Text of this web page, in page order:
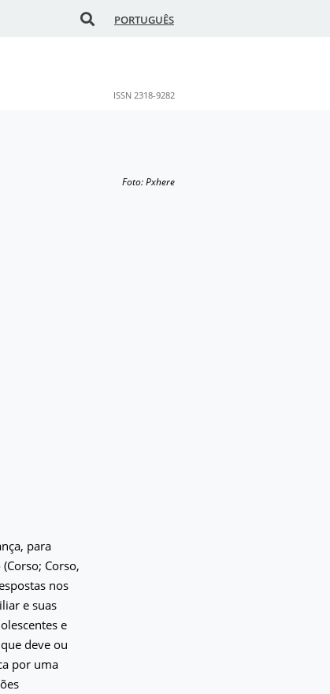
PORTUGUÊS
ISSN 2318-9282
Foto: Pxhere
para
Corso,
nos
e suas
e
deve ou
por uma